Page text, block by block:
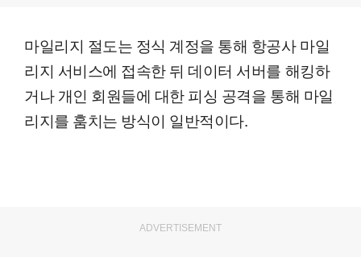
마일리지 절도는 정식 계정을 통해 항공사 마일
리지 서비스에 접속한 뒤 데이터 서버를 해킹하
거나 개인 회원들에 대한 피싱 공격을 통해 마일
리지를 훔치는 방식이 일반적이다.
ADVERTISEMENT